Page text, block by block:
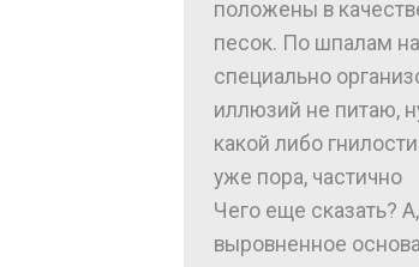
положены в
песок. По шпалам
специально
иллюзий не питаю,
какой либо
уже пора, частично
Чего еще сказать?
выровненное